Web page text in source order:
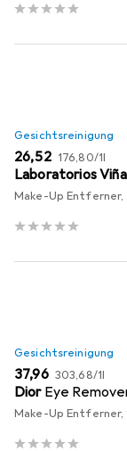
Gesichtsreinigung
EUR
26,52 EUR
176,80/1l
Laboratorios
Make-Up Entferner,
Gesichtsreinigung
EUR
37,96 EUR
303,68/1l
Dior Eye
Make-Up Entferner,